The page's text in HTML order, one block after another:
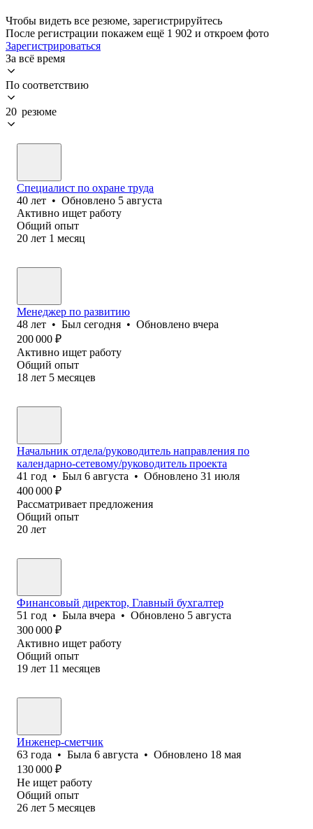
Чтобы видеть все резюме, зарегистрируйтесь
После регистрации покажем ещё 1 902 и откроем фото
Зарегистрироваться
За всё время
По соответствию
20 резюме
Специалист по охране труда
40 лет • Обновлено 5 августа
Активно ищет работу
Общий опыт
20 лет 1 месяц
Менеджер по развитию
48 лет • Был сегодня • Обновлено вчера
200 000 ₽
Активно ищет работу
Общий опыт
18 лет 5 месяцев
Начальник отдела/руководитель направления по
календарно-сетевому/руководитель проекта
41 год • Был 6 августа • Обновлено 31 июля
400 000 ₽
Рассматривает предложения
Общий опыт
20 лет
Финансовый директор, Главный бухгалтер
51 год • Была вчера • Обновлено 5 августа
300 000 ₽
Активно ищет работу
Общий опыт
19 лет 11 месяцев
Инженер-сметчик
63 года • Была 6 августа • Обновлено 18 мая
130 000 ₽
Не ищет работу
Общий опыт
26 лет 5 месяцев